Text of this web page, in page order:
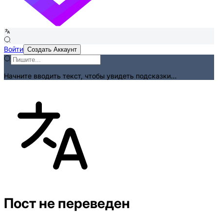
Войти Создать Аккаунт
Начните вводить текст, чтобы увидеть подсказки...
Пост не переведен